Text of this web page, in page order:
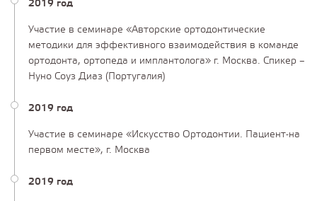
2019 год
Участие в семинаре «Авторские ортодонтические
методики для эффективного взаимодействия в команде
ортодонта, ортопеда и имплантолога» г. Москва. Спикер –
Нуно Соуз Диаз (Португалия)
2019 год
Участие в семинаре «Искусство Ортодонтии. Пациент-на
первом месте», г. Москва
2019 год